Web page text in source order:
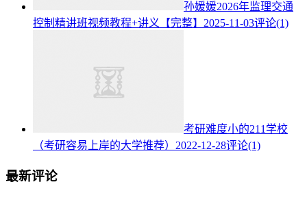
孙媛媛2026年监理交通
控制精讲班视频教程+讲义【完整】 2025-11-03评论(1)
考研难度小的211学校
（考研容易上岸的大学推荐） 2022-12-28评论(1)
最新评论